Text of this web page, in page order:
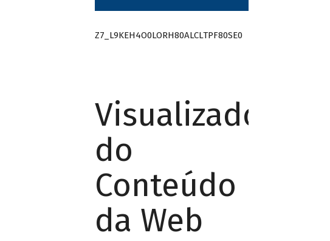
Z7_L9KEH4O0LORH80ALCLTPF80SE0
Visualizador
do
Conteúdo
da Web